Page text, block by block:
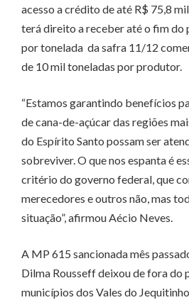
acesso a crédito de até R$ 75,8
terá direito a receber até o fim do
por tonelada da safra 11/12
de 10 mil toneladas por produtor.
“Estamos garantindo benefícios
de cana-de-açúcar das regiões
do Espírito Santo possam ser
sobreviver. O que nos espanta é
critério do governo federal, que
merecedores e outros não, mas
situação”, afirmou Aécio Neves.
A MP 615 sancionada mês
Dilma Rousseff deixou de fora do
municípios dos Vales do